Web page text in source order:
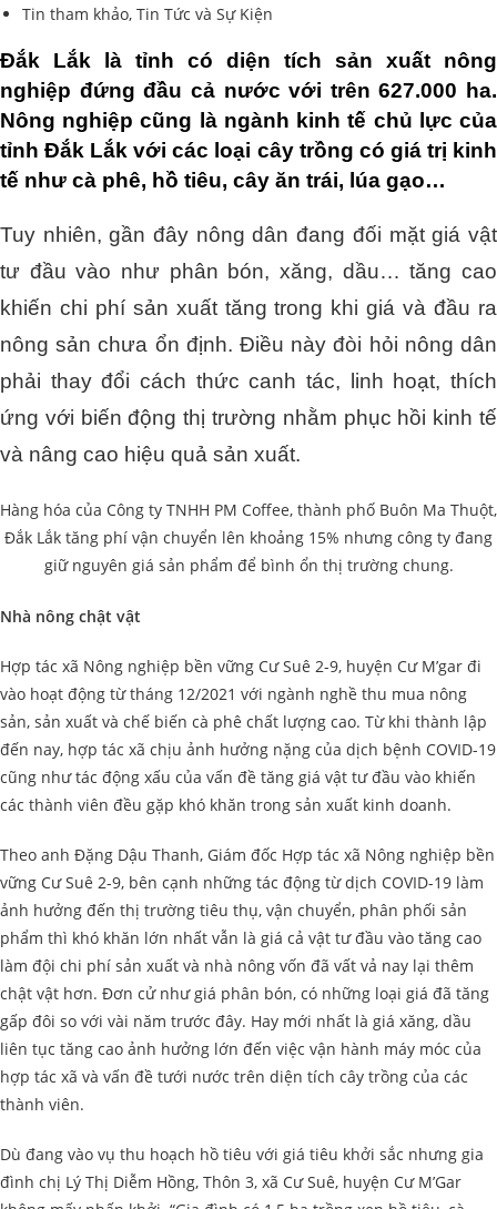
Tin tham khảo, Tin Tức và Sự Kiện
Đắk Lắk là tỉnh có diện tích sản xuất nông
nghiệp đứng đầu cả nước với trên 627.000 ha.
Nông nghiệp cũng là ngành kinh tế chủ lực của
tỉnh Đắk Lắk với các loại cây trồng có giá trị kinh
tế như cà phê, hồ tiêu, cây ăn trái, lúa gạo…
Tuy nhiên, gần đây nông dân đang đối mặt giá vật
tư đầu vào như phân bón, xăng, dầu… tăng cao
khiến chi phí sản xuất tăng trong khi giá và đầu ra
nông sản chưa ổn định. Điều này đòi hỏi nông dân
phải thay đổi cách thức canh tác, linh hoạt, thích
ứng với biến động thị trường nhằm phục hồi kinh tế
và nâng cao hiệu quả sản xuất.
Hàng hóa của Công ty TNHH PM Coffee, thành phố Buôn Ma Thuột,
Đắk Lắk tăng phí vận chuyển lên khoảng 15% nhưng công ty đang
giữ nguyên giá sản phẩm để bình ổn thị trường chung.
Nhà nông chật vật
Hợp tác xã Nông nghiệp bền vững Cư Suê 2-9, huyện Cư M’gar đi
vào hoạt động từ tháng 12/2021 với ngành nghề thu mua nông
sản, sản xuất và chế biến cà phê chất lượng cao. Từ khi thành lập
đến nay, hợp tác xã chịu ảnh hưởng nặng của dịch bệnh COVID-19
cũng như tác động xấu của vấn đề tăng giá vật tư đầu vào khiến
các thành viên đều gặp khó khăn trong sản xuất kinh doanh.
Theo anh Đặng Dậu Thanh, Giám đốc Hợp tác xã Nông nghiệp bền
vững Cư Suê 2-9, bên cạnh những tác động từ dịch COVID-19 làm
ảnh hưởng đến thị trường tiêu thụ, vận chuyển, phân phối sản
phẩm thì khó khăn lớn nhất vẫn là giá cả vật tư đầu vào tăng cao
làm đội chi phí sản xuất và nhà nông vốn đã vất vả nay lại thêm
chật vật hơn. Đơn cử như giá phân bón, có những loại giá đã tăng
gấp đôi so với vài năm trước đây. Hay mới nhất là giá xăng, dầu
liên tục tăng cao ảnh hưởng lớn đến việc vận hành máy móc của
hợp tác xã và vấn đề tưới nước trên diện tích cây trồng của các
thành viên.
Dù đang vào vụ thu hoạch hồ tiêu với giá tiêu khởi sắc nhưng gia
đình chị Lý Thị Diễm Hồng, Thôn 3, xã Cư Suê, huyện Cư M’Gar